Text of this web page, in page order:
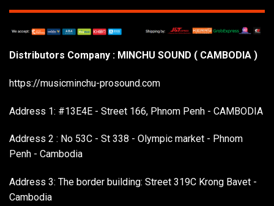
Distributors Company : MINCHU SOUND ( CAMBODIA )
https://musicminchu-prosound.com
Address 1: #13E4E - Street 166, Phnom Penh - CAMBODIA
Address 2 : No 53C - St 338 - Olympic market - Phnom
Penh - Cambodia
Address 3: The border building: Street 319C Krong Bavet -
Cambodia